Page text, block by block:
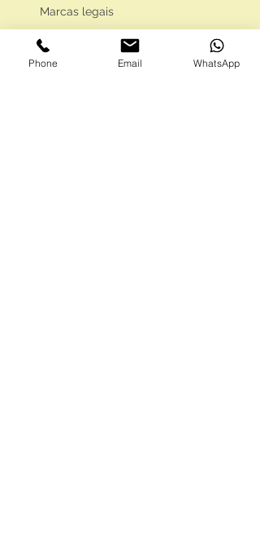
Marcas legais
Programa Fidelidade
Phone Email WhatsApp